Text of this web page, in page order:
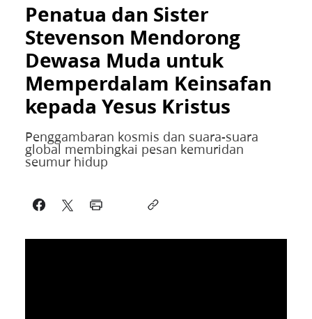
Penatua dan Sister
Stevenson Mendorong
Dewasa Muda untuk
Memperdalam Keinsafan
kepada Yesus Kristus
Penggambaran kosmis dan suara-suara
global membingkai pesan kemuridan
seumur hidup